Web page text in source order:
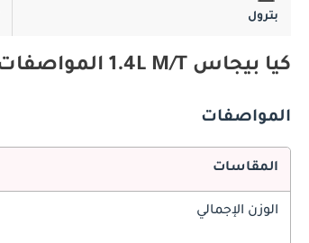
بترول
كيا بيجاس 1.4L M/T المواصفات والميزات
المواصفات
المقاسات
الوزن الإجمالي